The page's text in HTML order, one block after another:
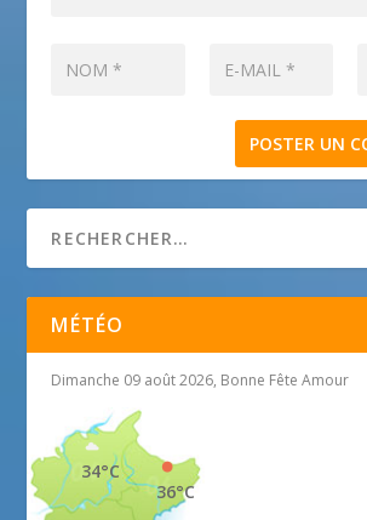
MÉTÉO
Dimanche 09 août 2026, Bonne Fête Amour
36°C
34°C